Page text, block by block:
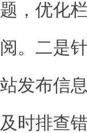
，优化
。二是
发布信
时排查